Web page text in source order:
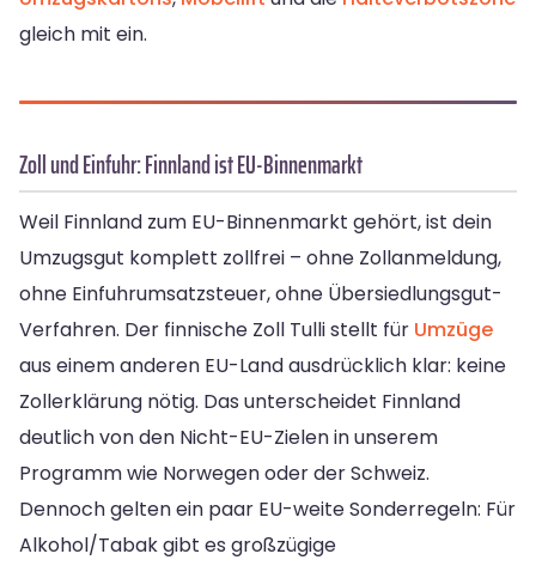
gleich mit ein.
Zoll und Einfuhr: Finnland ist EU-Binnenmarkt
Weil Finnland zum EU-Binnenmarkt gehört, ist dein
Umzugsgut komplett zollfrei – ohne Zollanmeldung,
ohne Einfuhrumsatzsteuer, ohne Übersiedlungsgut-
Verfahren. Der finnische Zoll Tulli stellt für Umzüge
aus einem anderen EU-Land ausdrücklich klar: keine
Zollerklärung nötig. Das unterscheidet Finnland
deutlich von den Nicht-EU-Zielen in unserem
Programm wie Norwegen oder der Schweiz.
Dennoch gelten ein paar EU-weite Sonderregeln: Für
Alkohol/Tabak gibt es großzügige